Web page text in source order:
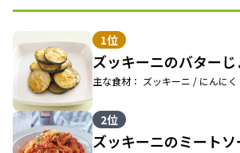
1位
ズッキーニのバター
主な食材： ズッキーニ / にんにく
2位
ズッキーニのミートソ